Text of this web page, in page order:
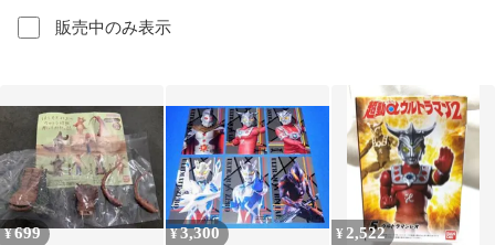
販売中のみ表示
¥699 ¥3,300 ¥ 2,522